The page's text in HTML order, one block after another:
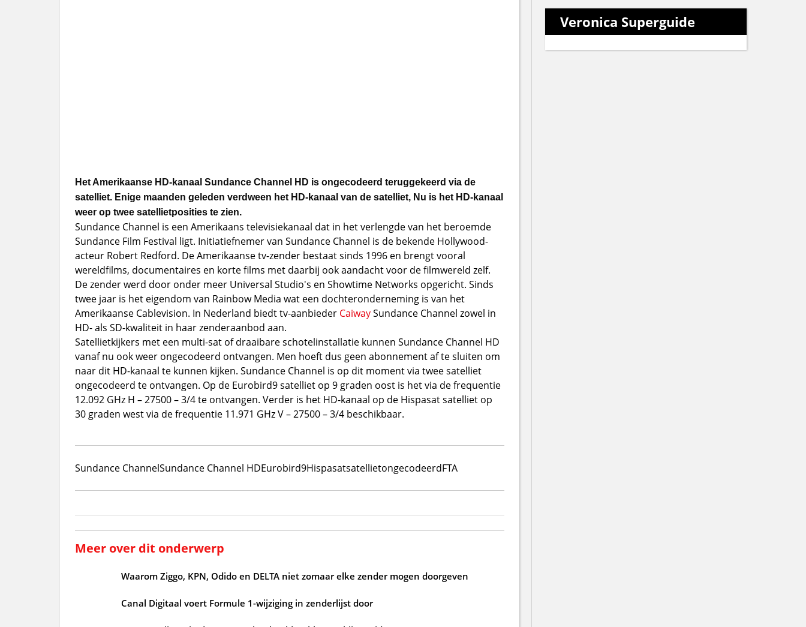
Het Amerikaanse HD-kanaal Sundance Channel HD is ongecodeerd teruggekeerd via de
satelliet. Enige maanden geleden verdween het HD-kanaal van de satelliet, Nu is het HD-kanaal
weer op twee satellietposities te zien.
Sundance Channel is een Amerikaans televisiekanaal dat in het verlengde van het beroemde
Sundance Film Festival ligt. Initiatiefnemer van Sundance Channel is de bekende Hollywood-
acteur Robert Redford. De Amerikaanse tv-zender bestaat sinds 1996 en brengt vooral
wereldfilms, documentaires en korte films met daarbij ook aandacht voor de filmwereld zelf.
De zender werd door onder meer Universal Studio's en Showtime Networks opgericht. Sinds
twee jaar is het eigendom van Rainbow Media wat een dochteronderneming is van het
Amerikaanse Cablevision. In Nederland biedt tv-aanbieder CaiwaySundance Channel zowel in
HD- als SD-kwaliteit in haar zenderaanbod aan.
Satellietkijkers met een multi-sat of draaibare schotelinstallatie kunnen Sundance Channel HD
vanaf nu ook weer ongecodeerd ontvangen. Men hoeft dus geen abonnement af te sluiten om
naar dit HD-kanaal te kunnen kijken. Sundance Channel is op dit moment via twee satelliet
ongecodeerd te ontvangen. Op de Eurobird9 satelliet op 9 graden oost is het via de frequentie
12.092 GHz H – 27500 – 3/4 te ontvangen. Verder is het HD-kanaal op de Hispasat satelliet op
30 graden west via de frequentie 11.971 GHz V – 27500 – 3/4 beschikbaar.
Sundance ChannelSundance Channel HDEurobird9HispasatsatellietongecodeerdFTA
Meer over dit onderwerp
Waarom Ziggo, KPN, Odido en DELTA niet zomaar elke zender mogen doorgeven
Canal Digitaal voert Formule 1-wijziging in zenderlijst door
Veronica Superguide